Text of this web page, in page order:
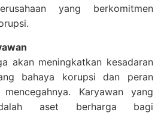
yang berkomitmen
akan meningkatkan kesadaran
bahaya korupsi dan peran
Karyawan yang
aset berharga bagi